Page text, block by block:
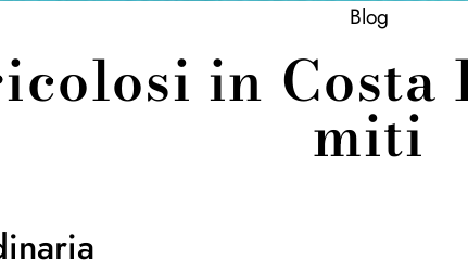
Blog
in
miti